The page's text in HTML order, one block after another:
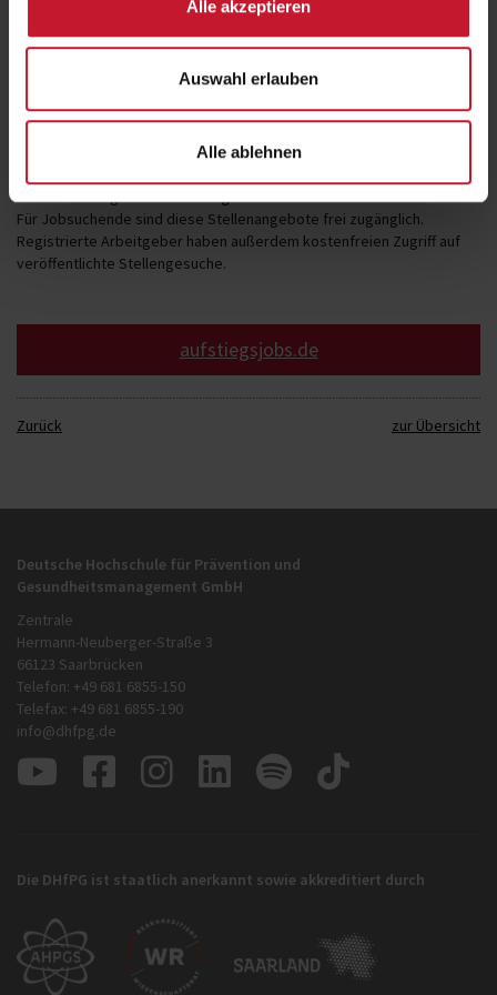
Alle akzeptieren
Auswahl erlauben
Alle ablehnen
Offene Stellen in der Fitnessbranche: Mit
aufstiegsjobs.deFachkräfte finden statt suchen
Um Stellen im Unternehmen mit qualifiziertem Personal besetzen zu
können, ist die Wahl des richtigen Stellenportals entscheidend. Mit
, der kostenfreien Online-Jobbörse für den
können ArbeitgeberStellenangebote kostenfrei veröffentlichen.
Für Jobsuchende sind diese Stellenangebote frei zugänglich.
Registrierte Arbeitgeber haben außerdem kostenfreien Zugriff auf
veröffentlichte Stellengesuche.
aufstiegsjobs.de
Zurück zur Übersicht
Deutsche Hochschule für Prävention und
Gesundheitsmanagement GmbH
Zentrale
Hermann-Neuberger-Straße 3
66123 Saarbrücken
Telefon: +49 681 6855-150
Telefax: +49 681 6855-190
info@dhfpg.de
Die DHfPG ist staatlich anerkannt sowie akkreditiert durch